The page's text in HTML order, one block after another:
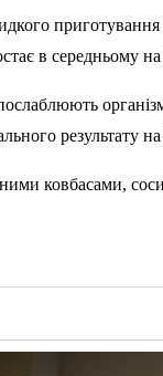
в середньому
результату
ковбасами,